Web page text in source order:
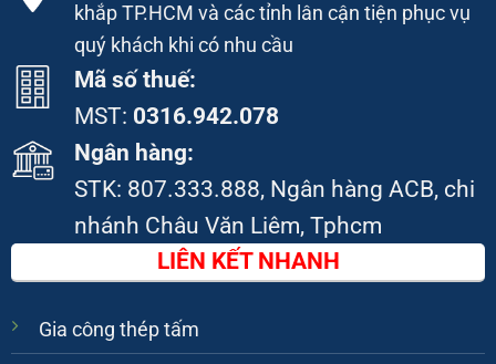
khắp TP.HCM và các tỉnh lân cận tiện phục vụ
quý khách khi có nhu cầu
Mã số thuế:
MST: 0316.942.078
Ngân hàng:
STK: 807.333.888, Ngân hàng ACB, chi
nhánh Châu Văn Liêm, Tphcm
LIÊN KẾT NHANH
Gia công thép tấm